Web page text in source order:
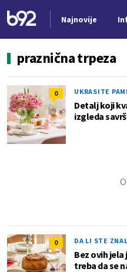
Najnovije
praznična trpeza
0 UKRASITE
Detalj koji
izgleda
0 DA LI STE
Bez ovih jela
treba da se